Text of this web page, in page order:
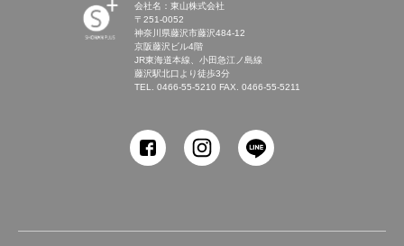
SHONAN Human
会社名：東山株式会社
〒251-0052
神奈川県藤沢市藤沢484-12
京阪藤沢ビル4階
JR東海道本線、小田急江ノ島線
藤沢駅北口より徒歩3分
TEL. 0466-55-5210 FAX. 0466-55-5211